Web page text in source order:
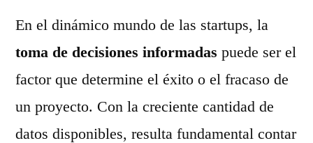
En el dinámico mundo de las startups, la
toma de decisiones informadas puede ser el
factor que determine el éxito o el fracaso de
un proyecto. Con la creciente cantidad de
datos disponibles, resulta fundamental contar